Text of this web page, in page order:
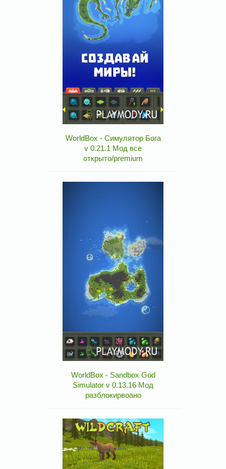
WorldBox - Симулятор Бога
v 0.21.1 Мод все
открыто/premium
WorldBox - Sandbox God
Simulator v 0.13.16 Мод
разблокирвоано